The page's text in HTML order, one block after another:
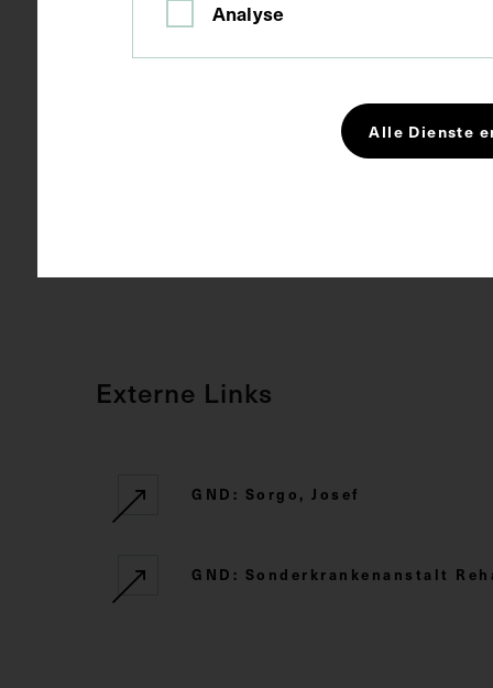
Innere
Externe Links
GND: Sorgo, Josef
GND: Sonderkrankenanstalt
Analyse
Alle Dienste